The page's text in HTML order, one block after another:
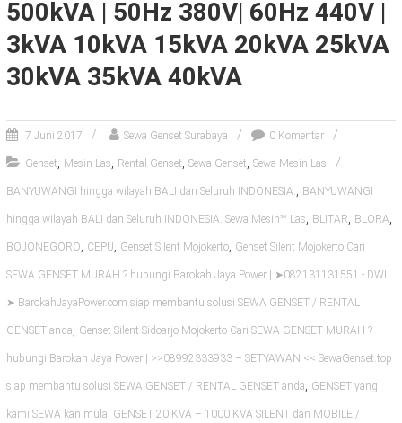
500kVA | 50Hz 380V| 60Hz 440V |
3kVA 10kVA 15kVA 20kVA 25kVA
30kVA 35kVA 40kVA
7 Juni 2017 Sewa Genset Surabaya 0 Komentar
Genset, Mesin Las, Rental Genset, Sewa Genset, Sewa Mesin Las
BANYUWANGI hingga wilayah BALI dan Seluruh INDONESIA., BANYUWANGI
hingga wilayah BALI dan Seluruh INDONESIA. Sewa Mesin℠ Las, BLITAR, BLORA,
BOJONEGORO, CEPU, Genset Silent Mojokerto, Genset Silent Mojokerto Cari
SEWA GENSET MURAH ? hubungi Barokah Jaya Power | ➤082131131551 - DWI
➤ BarokahJayaPower.com siap membantu solusi SEWA GENSET / RENTAL
GENSET anda, Genset Silent Sidoarjo Mojokerto Cari SEWA GENSET MURAH ?
hubungi Barokah Jaya Power | >>08992333933 – SETYAWAN << SewaGenset.top
siap membantu solusi SEWA GENSET / RENTAL GENSET anda, GENSET yang
kami SEWA kan mulai GENSET 20 KVA – 1000 KVA SILENT dan MOBILE /